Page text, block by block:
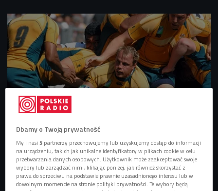
Rugby Foto: Shutterstock
- W tym sporcie każdy może grać; każdy, kto ma chęć. Nie
trzeba być wielkim, ani szybkim. Oczywiście trzeba mocno
pracować, być sprawnym, ale sprawność też się buduje -
Dbamy o Twoją prywatność
My i nasi5 partnerzy przechowujemy lub uzyskujemy dostęp do informacji
na urządzeniu, takich jak unikalne identyfikatory w plikach cookie w celu
przetwarzania danych osobowych. Użytkownik może zaakceptować swoje
wybory lub zarządzać nimi, klikając poniżej, jak również skorzystać z
prawa do sprzeciwu na podstawie prawnie uzasadnionego interesu lub w
dowolnym momencie na stronie polityki prywatności. Te wybory będą